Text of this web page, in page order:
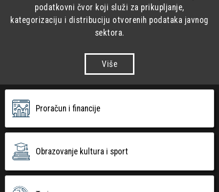
podatkovni čvor koji služi za prikupljanje,
kategorizaciju i distribuciju otvorenih podataka javnog
sektora.
Više
Proračun i financije
Obrazovanje kultura i sport